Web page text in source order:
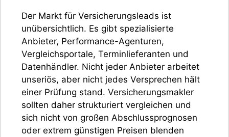
Der Markt für Versicherungsleads ist
unübersichtlich. Es gibt spezialisierte
Anbieter, Performance-Agenturen,
Vergleichsportale, Terminlieferanten und
Datenhändler. Nicht jeder Anbieter arbeitet
unseriös, aber nicht jedes Versprechen hält
einer Prüfung stand. Versicherungsmakler
sollten daher strukturiert vergleichen und
sich nicht von großen Abschlussprognosen
oder extrem günstigen Preisen blenden